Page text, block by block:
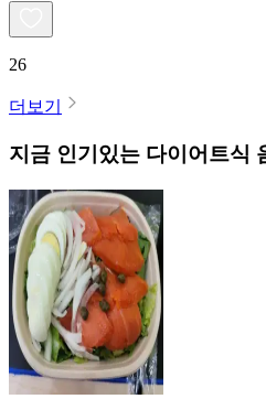
26
더보기
지금 인기있는 다이어트식